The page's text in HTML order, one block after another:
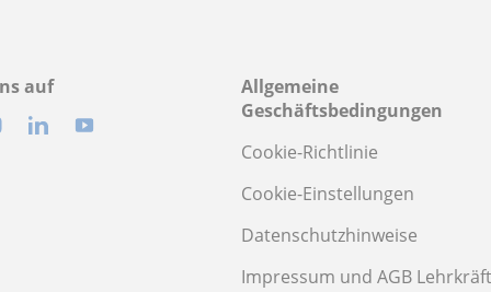
auf
Allgemeine
Geschäftsbedingungen
Cookie-Richtlinie
Cookie-Einstellungen
Datenschutzhinweise
Impressum und AGB